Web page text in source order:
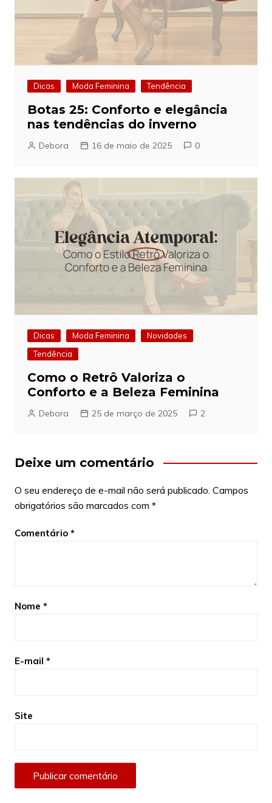
Dicas Moda Feminina Tendência
Botas 25: Conforto e elegância
nas tendências do inverno
Debora 16 de maio de 2025 0
Dicas Moda Feminina
Novidades
Tendência
Como o Retrô Valoriza o
Conforto e a Beleza Feminina
Debora 25 de março de 2025 2
Deixe um comentário
O seu endereço de e-mail não será publicado. Campos
obrigatórios são marcados com *
Comentário *
Nome *
E-mail *
Site